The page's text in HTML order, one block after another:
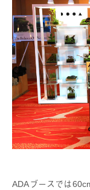
ADAブースでは